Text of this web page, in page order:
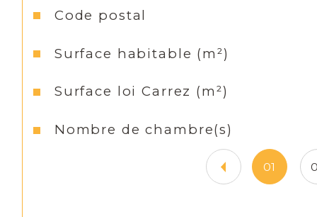
Caractéristiques Valeurs
Code postal
Surface habitable (m²)
Surface loi Carrez (m²)
Nombre de chambre(s)
01